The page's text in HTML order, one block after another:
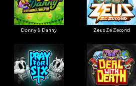
Donny & Danny Zeus Ze Zecond